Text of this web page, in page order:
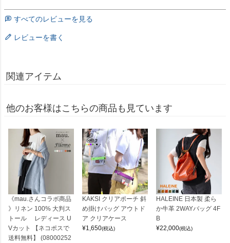
すべてのレビューを見る
レビューを書く
関連アイテム
他のお客様はこちらの商品も見ています
《mau.さんコラボ商品
》リネン 100% 大判ス
トール レディース U
Vカット 【ネコポスで
送料無料】 (08000252
KAKSI クリアポーチ 斜
め掛けバッグ アウトド
ア クリアケース
¥1,650(税込)
HALEINE 日本製 柔ら
か牛革 2WAYバッグ 4F
B
¥22,000(税込)